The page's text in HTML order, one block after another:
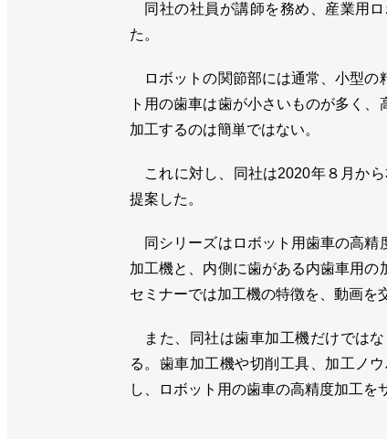
同社の社員が講師を務め、産業用
た。
ロボットの関節部には通常、小型の
ト用の歯車は歯が小さいものが多く
加工するのは簡単ではない。
これに対し、同社は2020年８月か
提案した。
同シリーズはロボット用歯車の高精
加工機と、内側に歯がある内歯車用の
セミナーでは加工機の特徴を、動画を
また、同社は歯車加工機だけでは
る。歯車加工機や切削工具、加工ノ
し、ロボット用の歯車の高精度加工を